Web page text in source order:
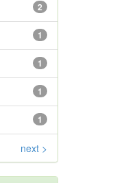
2
1
1
1
1
next >